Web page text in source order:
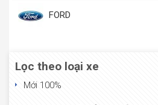
FORD
Lọc theo loại xe
Mới 100%